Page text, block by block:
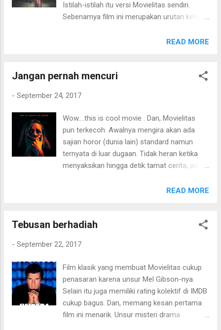
masuk akal. Dan, gadis baru ini, Sara, ikut
hanyut dalam pusaran fenomena tersebut.
"boring", karena Movielitas harus sedikit
Istilah-istilah itu versi Movielitas sendiri.
Sebenarnya film ini merupakan urutan ketiga
Purge sendiri, Movielitas sudah menonton.
yang seri ketiga ini. Di bagian awal, memang
sebelumnya. Tapi, bagi Movielitas tidak terlalu
seri kedua, tidak kehilangan storyline . Dari
judulnya, tentu ada sangkut paut dengan
drama politik. Election yang artinya pemilihan.
Storyline utama, masih sama dengan gaya
The Purge, dimana mengisahkan sebuah hari
ditetapkan secara nasional sebagai "hari
cara apapun. Inti ...
READ MORE
Jangan pernah mencuri
- September 24, 2017
Wow....this is cool movie . Dan, Movielitas
pun terkecoh. Awalnya mengira akan ada
sajian horor (dunia lain) standard namun
ternyata di luar dugaan. Tidak heran ketika
menyaksikan hingga detik tamat cerita, ada
"hanya" menampilkan kisah pencurian oleh
tidak ada "kehidupan" di sekitar rumah target
seorang lelaki tua dan buta yang tinggal
adalah ketegangan demi ketegangan. Dan
disitulah poin menariknya. Film ini ternyata
bernada seperti horor-thriller standard
Hollywood yang umunya bermain simple.
Karakter lelaki tua yang harusnya menjadi
READ MORE
Tebusan berhadiah
- September 22, 2017
Film klasik yang membuat Movielitas cukup
penasaran karena unsur Mel Gibson-nya.
Selain itu juga memiliki rating kolektif di IMDB
cukup bagus. Dan, memang kesan pertama
film ini menarik. Unsur misteri drama